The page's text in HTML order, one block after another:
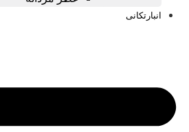
انبارتکانی